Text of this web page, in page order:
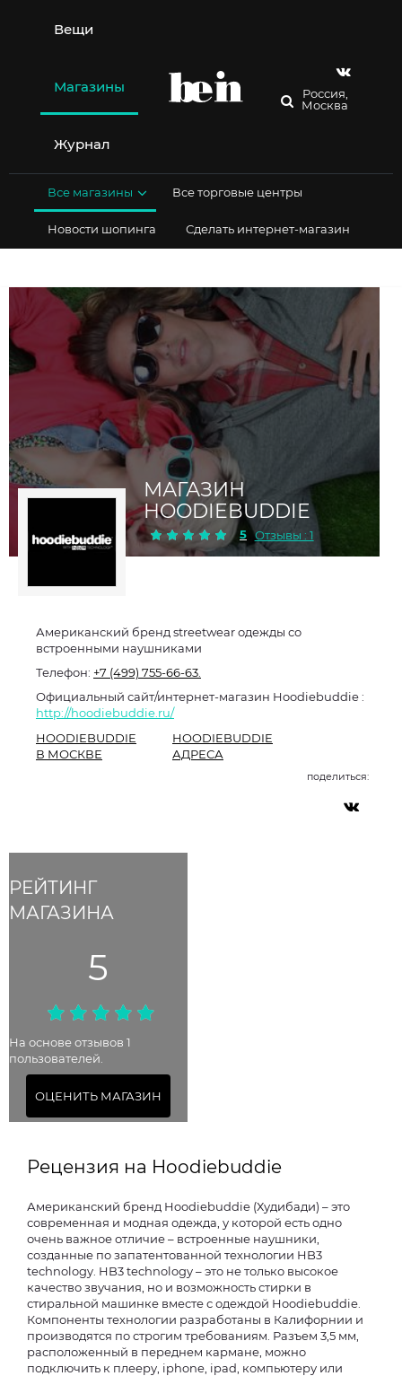
содержимому
Вещи
Магазины
Журнал
Россия,
Москва
Все магазины Все торговые центры
Новости шопинга Сделать интернет-магазин
МАГАЗИН
HOODIEBUDDIE
5 Отзывы : 1
РЕЙТИНГ
МАГАЗИНА
5
На основе отзывов 1
пользователей.
ОЦЕНИТЬ МАГАЗИН
Американский бренд streetwear одежды со
встроенными наушниками
Телефон: +7 (499) 755-66-63.
Официальный сайт/интернет-магазин Hoodiebuddie :
http://hoodiebuddie.ru/
HOODIEBUDDIE
В МОСКВЕ
HOODIEBUDDIE
АДРЕСА
поделиться:
Рецензия на Hoodiebuddie
Американский бренд Hoodiebuddie (Худибади) – это
современная и модная одежда, у которой есть одно
очень важное отличие – встроенные наушники,
созданные по запатентованной технологии HB3
technology. HB3 technology – это не только высокое
качество звучания, но и возможность стирки в
стиральной машинке вместе с одеждой Hoodiebuddie.
Компоненты технологии разработаны в Калифорнии и
производятся по строгим требованиям. Разъем 3,5 мм,
расположенный в переднем кармане, можно
подключить к плееру, iphone, ipad, компьютеру или